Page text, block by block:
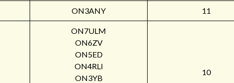
ON3ANY 11
ON7ULM
ON6ZV
ON5ED
ON4RLI
ON3YB
10